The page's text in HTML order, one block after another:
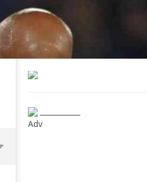
___________
Adv